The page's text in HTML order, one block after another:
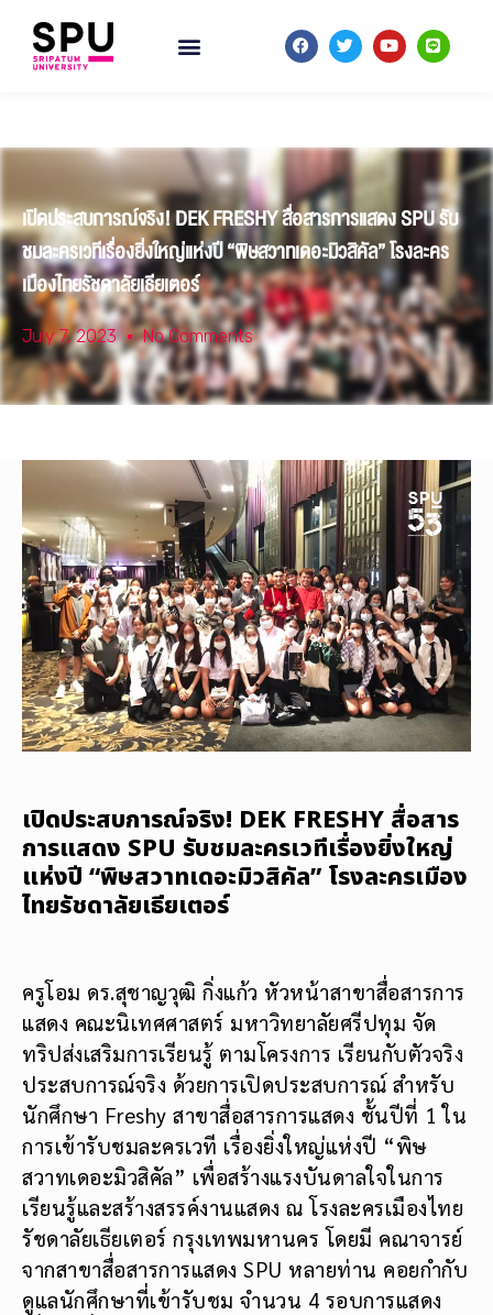
เปิดประสบการณ์จริง! DEK FRESHY สื่อสารการแสดง SPU รับ
ชมละครเวทีเรื่องยิ่งใหญ่แห่งปี “พิษสวาทเดอะมิวสิคัล” โรงละคร
เมืองไทยรัชดาลัยเธียเตอร์
July 7, 2023 No Comments
เปิดประสบการณ์จริง! DEK FRESHY สื่อสาร
การแสดง SPU รับชมละครเวทีเรื่องยิ่งใหญ่
แห่งปี “พิษสวาทเดอะมิวสิคัล” โรงละครเมือง
ไทยรัชดาลัยเธียเตอร์
ครูโอม ดร.สุชาญวุฒิ กิ่งแก้ว หัวหน้าสาขาสื่อสารการ
แสดง คณะนิเทศศาสตร์ มหาวิทยาลัยศรีปทุม จัด
ทริปส่งเสริมการเรียนรู้ ตามโครงการ เรียนกับตัวจริง
ประสบการณ์จริง ด้วยการเปิดประสบการณ์ สำหรับ
นักศึกษา Freshy สาขาสื่อสารการแสดง ชั้นปีที่ 1 ใน
การเข้ารับชมละครเวที เรื่องยิ่งใหญ่แห่งปี “พิษ
สวาทเดอะมิวสิคัล” เพื่อสร้างแรงบันดาลใจในการ
เรียนรู้และสร้างสรรค์งานแสดง ณ โรงละครเมืองไทย
รัชดาลัยเธียเตอร์ กรุงเทพมหานคร โดยมี คณาจารย์
จากสาขาสื่อสารการแสดง SPU หลายท่าน คอยกำกับ
ดูแลนักศึกษาที่เข้ารับชม จำนวน 4 รอบการแสดง